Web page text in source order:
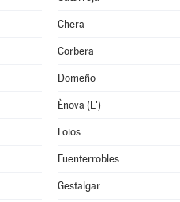
Chera
Corbera
Domeño
Ènova (L')
Foios
Fuenterrobles
Gestalgar